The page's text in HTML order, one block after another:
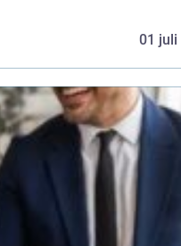
01 juli